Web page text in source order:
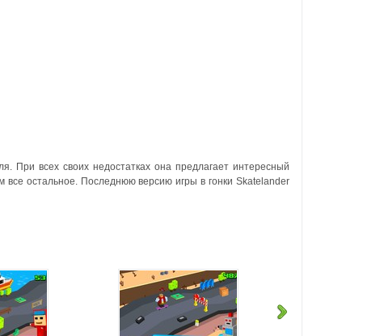
При всех своих недостатках она предлагает интересный
все остальное. Последнюю версию игры в гонки Skatelander